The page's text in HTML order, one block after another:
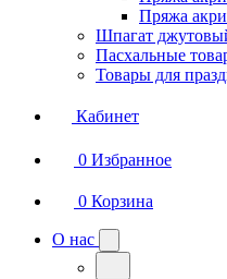
Пряжа
Шпагат
Пасхальные
Товары для
Кабинет
0 Избранное
0 Корзина
О нас